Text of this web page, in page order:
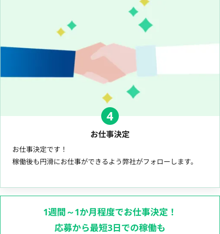
4
お仕事決定
お仕事決定です！
稼働後も円滑にお仕事ができるよう弊社がフォローします。
1週間～1か月程度でお仕事決定！
応募から最短3日での稼働も